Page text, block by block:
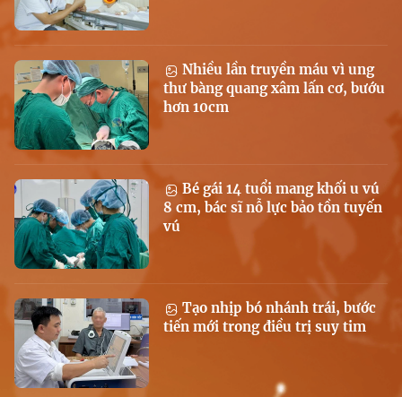
Nhiều lần truyền máu vì ung
thư bàng quang xâm lấn cơ, bướu
hơn 10cm
Bé gái 14 tuổi mang khối u vú
8 cm, bác sĩ nỗ lực bảo tồn tuyến
vú
Tạo nhịp bó nhánh trái, bước
tiến mới trong điều trị suy tim